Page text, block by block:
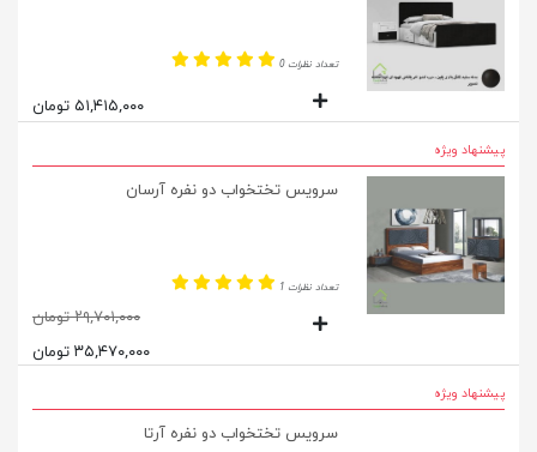
تعداد نظرات 0
۵۱,۴۱۵,۰۰۰ تومان
پیشنهاد ویژه
سرویس تختخواب دو نفره آرسان
تعداد نظرات 1
۲۹,۷۰۱,۰۰۰ تومان
۳۵,۴۷۰,۰۰۰ تومان
پیشنهاد ویژه
سرویس تختخواب دو نفره آرتا